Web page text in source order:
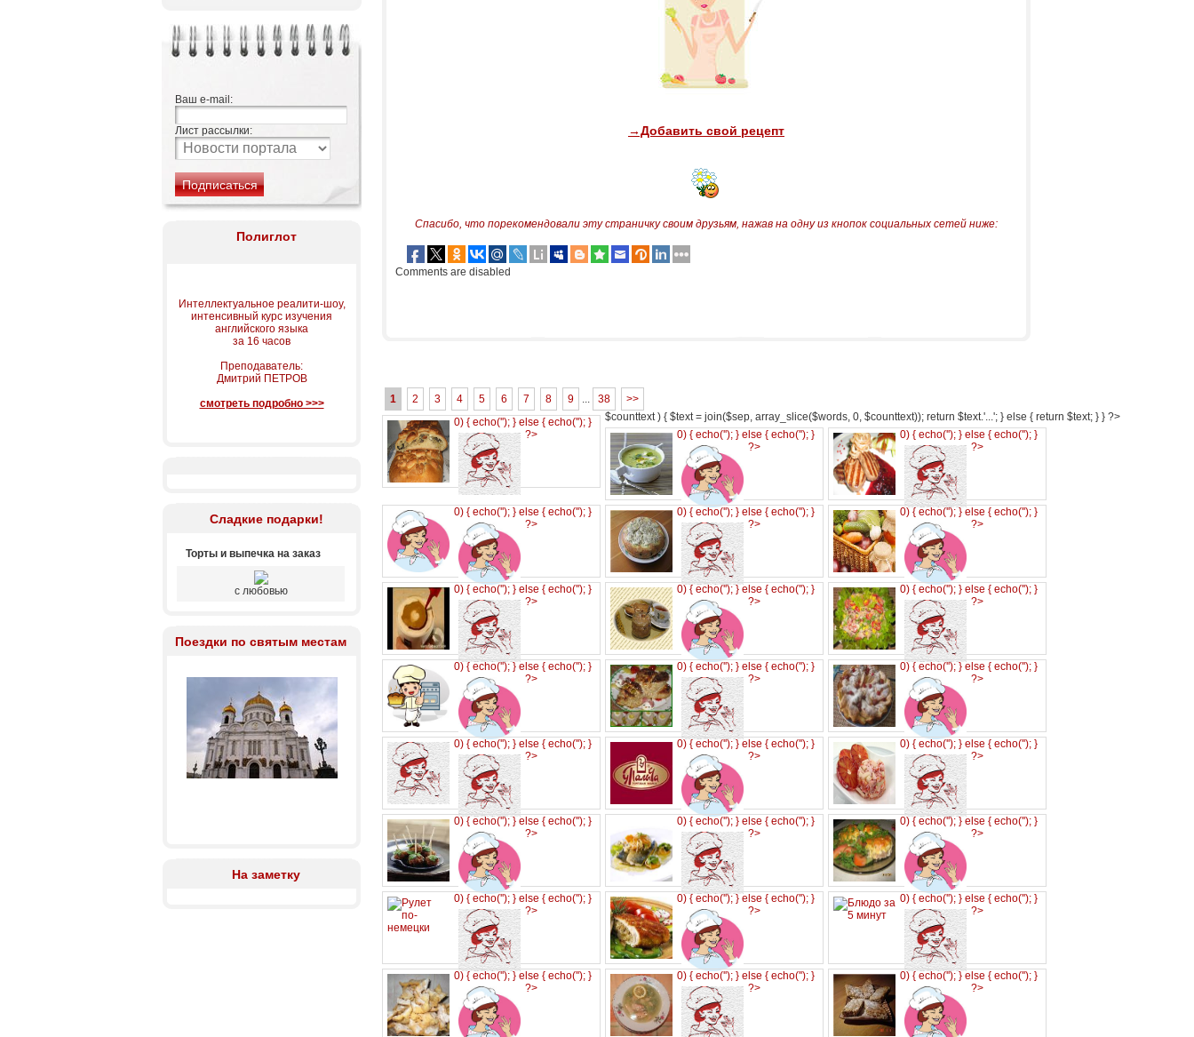
Ваш e-mail:
Лист рассылки:
Полиглот
Интеллектуальное реалити-шоу,
интенсивный курс изучения
английского языка
за 16 часов
Преподаватель:
Дмитрий ПЕТРОВ
смотреть подробно >>>
Сладкие подарки!
Торты и выпечка на заказ
с любовью
Поездки по святым местам
На заметку
→Добавить свой рецепт
Спасибо, что порекомендовали эту страничку своим друзьям, нажав на одну из кнопок социальных сетей ниже:
Comments are disabled
1 2 3 4 5 6 7 8 9 ... 38
>>
$counttext ) { $text = join($sep, array_slice($words, 0, $counttext)); return $text.'...'; } else { return $text; } } ?>
0) { echo(''); } else { echo(''); }
?>
0) { echo(''); } else { echo(''); }
?>
0) { echo(''); } else { echo(''); }
?>
0) { echo(''); } else { echo(''); }
?>
0) { echo(''); } else { echo(''); }
?>
0) { echo(''); } else { echo(''); }
?>
0) { echo(''); } else { echo(''); }
?>
0) { echo(''); } else { echo(''); }
?>
0) { echo(''); } else { echo(''); }
?>
0) { echo(''); } else { echo(''); }
?>
0) { echo(''); } else { echo(''); }
?>
0) { echo(''); } else { echo(''); }
?>
0) { echo(''); } else { echo(''); }
?>
0) { echo(''); } else { echo(''); }
?>
0) { echo(''); } else { echo(''); }
?>
0) { echo(''); } else { echo(''); }
?>
0) { echo(''); } else { echo(''); }
?>
0) { echo(''); } else { echo(''); }
?>
0) { echo(''); } else { echo(''); }
?>
0) { echo(''); } else { echo(''); }
?>
0) { echo(''); } else { echo(''); }
?>
0) { echo(''); } else { echo(''); }
?>
0) { echo(''); } else { echo(''); }
?>
0) { echo(''); } else { echo(''); }
?>